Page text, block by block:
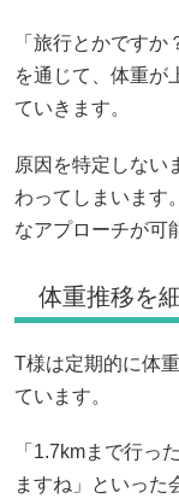
「旅行とかです
を通じて、体重が
ていきます。
原因を特定しない
わってしまいます
なアプローチが可
体重推移を
T様は定期的に体
ています。
「1.7kmまで行っ
ますね」といった